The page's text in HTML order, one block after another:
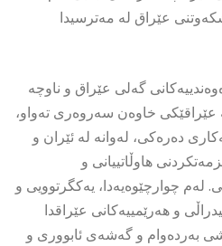
عێراق لە مەترسیدا
گەلی عێراق و ناوچە
خاوەن سەروەری تەواو،
دەرەکی، لەوانە لە ئێران و
هاوڵاتییانی و
لەم چوارچێوەیەدا، یەکگرتوویی و
و هەرێمییەکانی عێراقدا
بەردەوام و گەشەی ئابووری و